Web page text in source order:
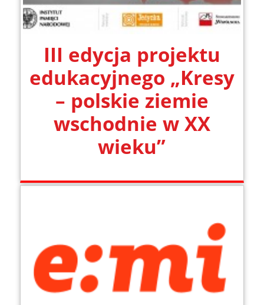
III edycja projektu
edukacyjnego „Kresy
– polskie ziemie
wschodnie w XX
wieku”